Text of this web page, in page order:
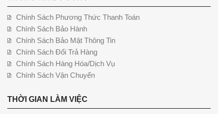
Chính Sách Phương Thức Thanh Toán
Chính Sách Bảo Hành
Chính Sách Bảo Mật Thông Tin
Chính Sách Đổi Trả Hàng
Chính Sách Hàng Hóa/Dịch Vụ
Chính Sách Vận Chuyển
THỜI GIAN LÀM VIỆC